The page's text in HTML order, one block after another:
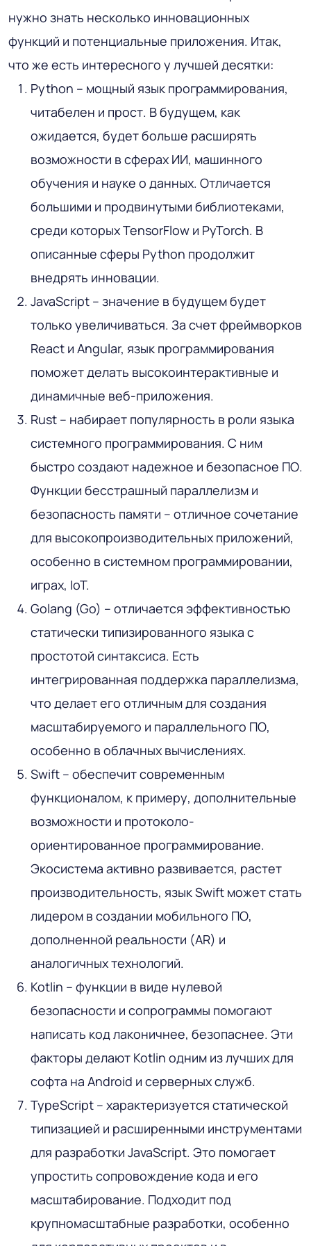
нужно знать несколько инновационных
функций и потенциальные приложения. Итак,
что же есть интересного у лучшей десятки:
Python – мощный язык программирования,
читабелен и прост. В будущем, как
ожидается, будет больше расширять
возможности в сферах ИИ, машинного
обучения и науке о данных. Отличается
большими и продвинутыми библиотеками,
среди которых TensorFlow и PyTorch. В
описанные сферы Python продолжит
внедрять инновации.
JavaScript – значение в будущем будет
только увеличиваться. За счет фреймворков
React и Angular, язык программирования
поможет делать высокоинтерактивные и
динамичные веб-приложения.
Rust – набирает популярность в роли языка
системного программирования. С ним
быстро создают надежное и безопасное ПО.
Функции бесстрашный параллелизм и
безопасность памяти – отличное сочетание
для высокопроизводительных приложений,
особенно в системном программировании,
играх, IoT.
Golang (Go) – отличается эффективностью
статически типизированного языка с
простотой синтаксиса. Есть
интегрированная поддержка параллелизма,
что делает его отличным для создания
масштабируемого и параллельного ПО,
особенно в облачных вычислениях.
Swift – обеспечит современным
функционалом, к примеру, дополнительные
возможности и протоколо-
ориентированное программирование.
Экосистема активно развивается, растет
производительность, язык Swift может стать
лидером в создании мобильного ПО,
дополненной реальности (AR) и
аналогичных технологий.
Kotlin – функции в виде нулевой
безопасности и сопрограммы помогают
написать код лаконичнее, безопаснее. Эти
факторы делают Kotlin одним из лучших для
софта на Android и серверных служб.
TypeScript – характеризуется статической
типизацией и расширенными инструментами
для разработки JavaScript. Это помогает
упростить сопровождение кода и его
масштабирование. Подходит под
крупномасштабные разработки, особенно